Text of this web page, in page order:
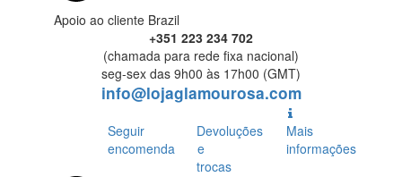
Apoio ao cliente Brazil
+351 223 234 702
(chamada para rede fixa nacional)
seg-sex das 9h00 às 17h00 (GMT)
info@lojaglamourosa.com
Seguir
encomenda
Devoluções
e
trocas
Mais
informações